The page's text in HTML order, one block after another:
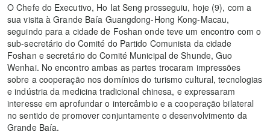
O Chefe do Executivo, Ho Iat Seng prosseguiu, hoje (9), com a
sua visita à Grande Baía Guangdong-Hong Kong-Macau,
seguindo para a cidade de Foshan onde teve um encontro com o
sub-secretário do Comité do Partido Comunista da cidade
Foshan e secretário do Comité Municipal de Shunde, Guo
Wenhai. No encontro ambas as partes trocaram impressões
sobre a cooperação nos domínios do turismo cultural, tecnologias
e indústria da medicina tradicional chinesa, e expressaram
interesse em aprofundar o intercâmbio e a cooperação bilateral
no sentido de promover conjuntamente o desenvolvimento da
Grande Baía.